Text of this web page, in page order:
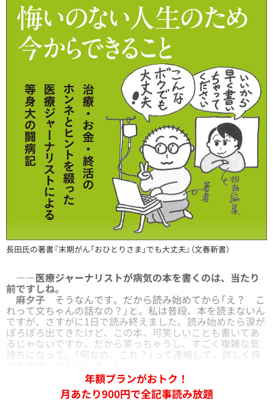
長田氏の著書『末期がん「おひとりさま」でも大丈夫』（文春新書）
――医療ジャーナリストが病気の本を書くのは、当たり
前ですしね。
麻夕子 そうなんです。だから読み始めてから「え？ こ
れって文ちゃんの話なの？」と。私は普段、本を読まないん
ですが、さすがに1日で読み終えました。読み始めたら涙が
ぽろぽろ出てきたけど、この本、可笑しいことも書いてあ
るじゃないですか。だから笑っちゃうし、すごく複雑な気
持ちになって。「何なの、これ？」って連絡して、詳しく病
年額プランがおトク！
月あたり900円で全記事読み放題